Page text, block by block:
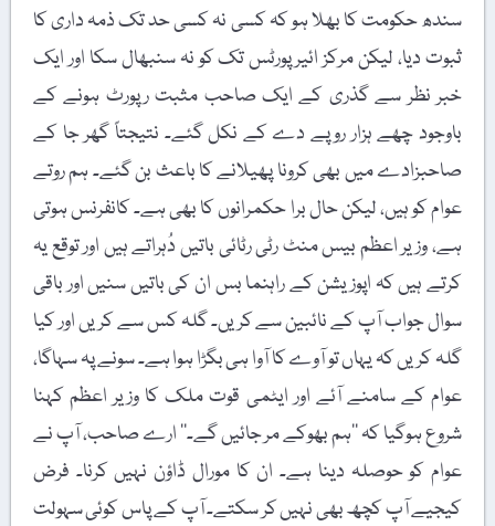
سندھ حکومت کا بھلا ہو کہ کسی نہ کسی حد تک ذمہ داری کا
ثبوت دیا، لیکن مرکز ائیرپورٹس تک کو نہ سنبھال سکا اور ایک
خبر نظر سے گذری کے ایک صاحب مثبت رپورٹ ہونے کے
باوجود چھے ہزار روپے دے کے نکل گئے۔ نتیجتاً گھر جا کے
صاحبزادے میں بھی کرونا پھیلانے کا باعث بن گئے۔ ہم روتے
عوام کو ہیں، لیکن حال برا حکمرانوں کا بھی ہے۔ کانفرنس ہوتی
ہے، وزیر اعظم بیس منٹ رٹی رٹائی باتیں دُہراتے ہیں اور توقع یہ
کرتے ہیں کہ اپوزیشن کے راہنما بس ان کی باتیں سنیں اور باقی
سوال جواب آپ کے نائبین سے کریں۔ گلہ کس سے کریں اور کیا
گلہ کریں کہ یہاں تو آوے کا آوا ہی بگڑا ہوا ہے۔ سونے پہ سہاگا،
عوام کے سامنے آئے اور ایٹمی قوت ملک کا وزیر اعظم کہنا
شروع ہوگیا کہ ’’ہم بھوکے مر جائیں گے۔‘‘ ارے صاحب، آپ نے
عوام کو حوصلہ دینا ہے۔ ان کا مورال ڈاؤن نہیں کرنا۔ فرض
کیجیے آپ کچھ بھی نہیں کر سکتے۔ آپ کے پاس کوئی سہولت